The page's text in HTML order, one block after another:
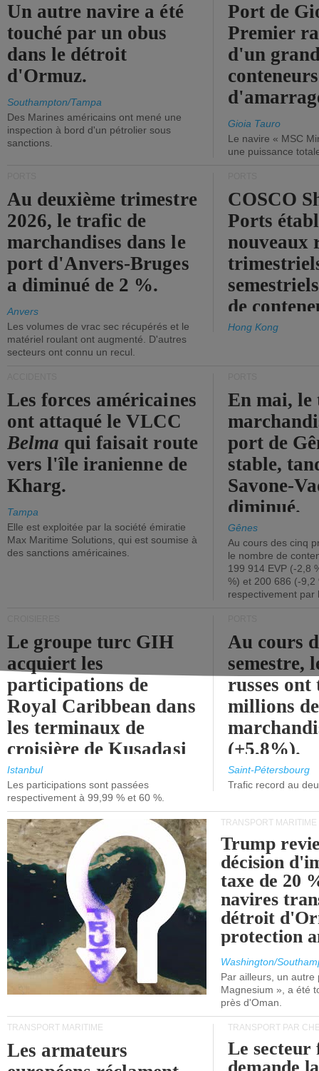
Un autre navire a été
touché par un obus
dans le détroit
d'Ormuz.
Southampton/Tampa
Des Marines américains ont mené une
inspection à bord d'un pétrolier sous
sanctions.
Port de
Premier
d'un
Gioia Tauro
Le navire « MSC
une puissance
Au deuxième trimestre
2026, le trafic de
marchandises dans le
port d'Anvers-Bruges
a diminué de 2 %.
Anvers
Les volumes de vrac sec récupérés et le
matériel roulant ont augmenté. D'autres
secteurs ont connu un recul.
COSCO
Ports
nouveaux
de
Hong Kong
Les forces américaines
ont attaqué le VLCC
Belma qui faisait route
vers l'île iranienne de
Kharg.
Tampa
Elle est exploitée par la société émiratie
Max Maritime Solutions, qui est soumise à
des sanctions américaines.
En mai, le
port de
stable,
Savone-
diminué.
Gênes
Au cours des cinq
le nombre de
199 914 EVP (-2,8
%) et 200 686 (-9,2
respectivement par
Le groupe turc GIH
acquiert les
participations de
Royal Caribbean dans
les terminaux de
croisière de Kusadasi
et de Lisbonne.
Istanbul
Les participations sont passées
respectivement à 99,99 % et 60 %.
Au cours
semestre,
russes
millions
(+5,8%).
Saint-Pétersbourg
Trafic record au
TRANSPORT MARITIME
Trump
décision
taxe de 20
navires
détroit
protection
Washington/
Par ailleurs, un autre
Magnesium », a été
près d'Oman.
TRANSPORT MARITIME
Les armateurs
TRANSPORT PAR
Le